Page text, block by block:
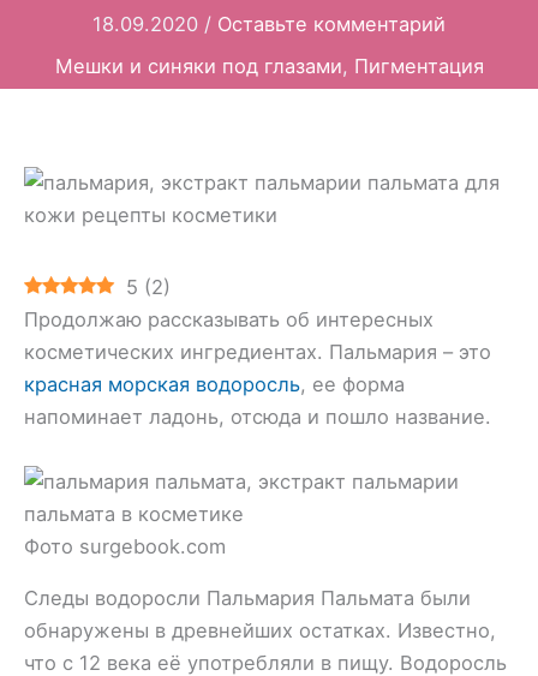
18.09.2020 / Оставьте комментарий
Мешки и синяки под глазами, Пигментация
5 (2)
Продолжаю рассказывать об интересных
косметических ингредиентах. Пальмария – это
красная морская водоросль, ее форма
напоминает ладонь, отсюда и пошло название.
Фото surgebook.com
Следы водоросли Пальмария Пальмата были
обнаружены в древнейших остатках. Известно,
что с 12 века её употребляли в пищу. Водоросль